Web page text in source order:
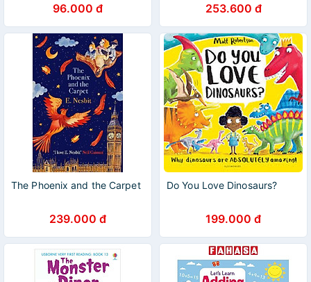
96.000 đ 253.600 đ
The Phoenix and the Carpet
239.000 đ
Do You Love Dinosaurs?
199.000 đ